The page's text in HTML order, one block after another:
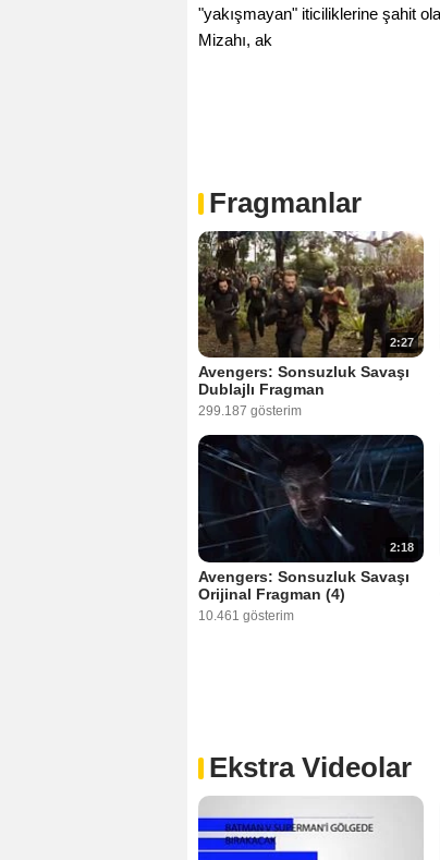
"yakışmayan" iticiliklerine şahit
Mizahı, ak
Fragmanlar
2:27
Avengers: Sonsuzluk Savaşı
Dublajlı Fragman
299.187 gösterim
2:18
Avengers: Sonsuzluk Savaşı
Orijinal Fragman (4)
10.461 gösterim
Ekstra Videolar